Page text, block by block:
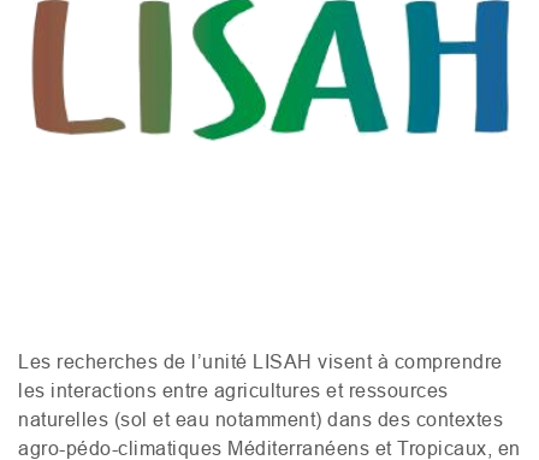
Les recherches de l’unité LISAH visent à comprendre
les interactions entre agricultures et ressources
naturelles (sol et eau notamment) dans des contextes
agro-pédo-climatiques Méditerranéens et Tropicaux, en